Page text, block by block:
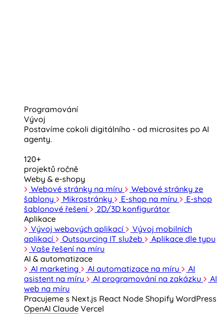
Programování
Vývoj
Postavíme cokoli digitálního - od microsites po AI
agenty.
120+
projektů ročně
Weby & e-shopy
Webové stránky na míru
Webové stránky ze
šablony
Mikrostránky E-shop na míru
E-shop
šablonové řešení
2D/3D konfigurátor
Aplikace
Vývoj webových aplikací
Vývoj mobilních
aplikací
Outsourcing IT služeb
Aplikace dle typu
Vaše řešení na míru
AI & automatizace
AI marketing
AI automatizace na míru
AI
asistent na míru
AI programování na zakázku
AI
web na míru
Pracujeme s Next.js React Node Shopify WordPress
OpenAI Claude Vercel